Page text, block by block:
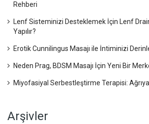
Rehberi
Lenf Sisteminizi Desteklemek İçin Lenf
Yapılır?
Erotik Cunnilingus Masajı ile İntiminizi
Neden Prag, BDSM Masajı İçin Yeni Bir
Miyofasiyal Serbestleştirme Terapisi:
Arşivler